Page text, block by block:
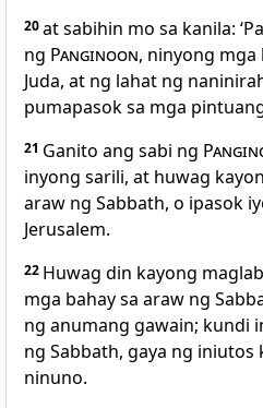
20at sabihin mo sa kanila:
ng Panginoon, ninyong mga
Juda, at ng lahat ng
pumapasok sa mga
21 Ganito ang sabi ng
inyong sarili, at huwag
araw ng Sabbath, o ipasok
Jerusalem.
22 Huwag din kayong
mga bahay sa araw ng
ng anumang gawain; kundi
ng Sabbath, gaya ng iniutos
ninuno.